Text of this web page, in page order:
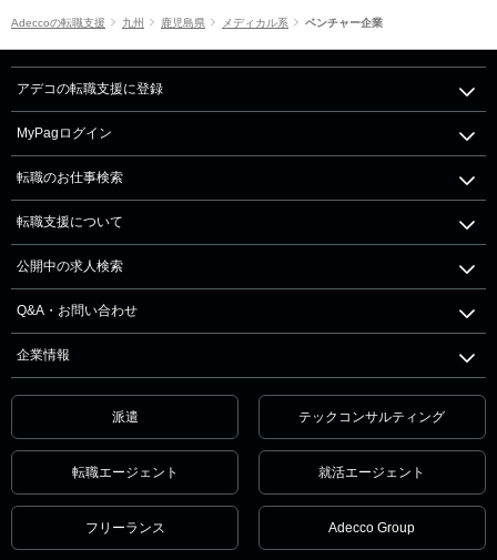
Adeccoの転職支援 九州 鹿児島県 メディカル系 ベンチャー企業
アデコの転職支援に登録
MyPagログイン
転職のお仕事検索
転職支援について
公開中の求人検索
Q&A・お問い合わせ
企業情報
派遣 テックコンサルティング
転職エージェント 就活エージェント
フリーランス Adecco Group